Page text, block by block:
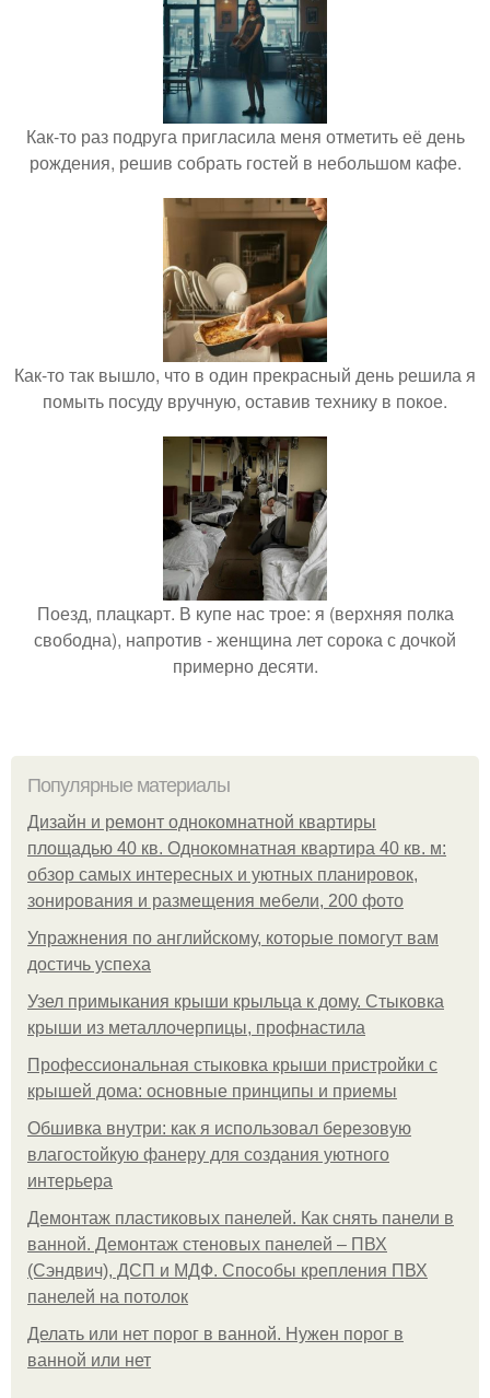
Как-то раз подруга пригласила меня отметить её день
рождения, решив собрать гостей в небольшом кафе.
Как-то так вышло, что в один прекрасный день решила я
помыть посуду вручную, оставив технику в покое.
Поезд, плацкарт. В купе нас трое: я (верхняя полка
свободна), напротив - женщина лет сорока с дочкой
примерно десяти.
Популярные материалы
Дизайн и ремонт однокомнатной квартиры
площадью 40 кв. Однокомнатная квартира 40 кв. м:
обзор самых интересных и уютных планировок,
зонирования и размещения мебели, 200 фото
Упражнения по английскому, которые помогут вам
достичь успеха
Узел примыкания крыши крыльца к дому. Стыковка
крыши из металлочерпицы, профнастила
Профессиональная стыковка крыши пристройки с
крышей дома: основные принципы и приемы
Обшивка внутри: как я использовал березовую
влагостойкую фанеру для создания уютного
интерьера
Демонтаж пластиковых панелей. Как снять панели в
ванной. Демонтаж стеновых панелей – ПВХ
(Сэндвич), ДСП и МДФ. Способы крепления ПВХ
панелей на потолок
Делать или нет порог в ванной. Нужен порог в
ванной или нет